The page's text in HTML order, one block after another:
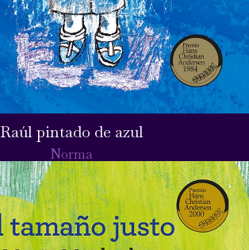
Raúl pintado de azul
Norma